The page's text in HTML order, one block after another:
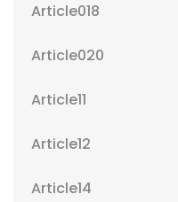
Article018
Article020
Article11
Article12
Article14